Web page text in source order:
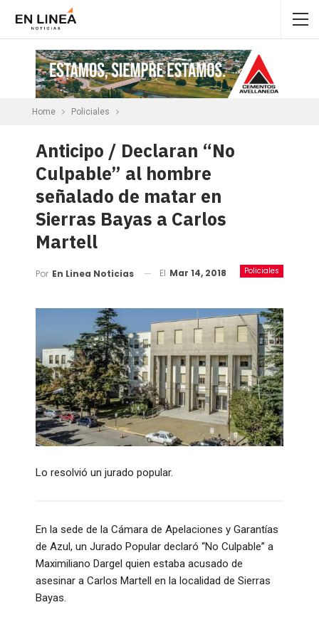
Home Policiales
Anticipo / Declaran “No
Culpable” al hombre
señalado de matar en
Sierras Bayas a Carlos
Martell
Policiales
Por En Linea Noticias El Mar 14, 2018
Lo resolvió un jurado popular.
En la sede de la Cámara de Apelaciones y Garantías
de Azul, un Jurado Popular declaró “No Culpable” a
Maximiliano Dargel quien estaba acusado de
asesinar a Carlos Martell en la localidad de Sierras
Bayas.